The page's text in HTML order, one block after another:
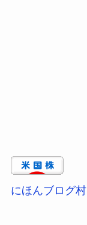
にほんブログ村